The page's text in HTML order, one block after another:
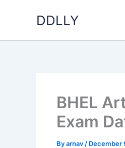
DDLLY
BHEL
Exam
Byarnav / December